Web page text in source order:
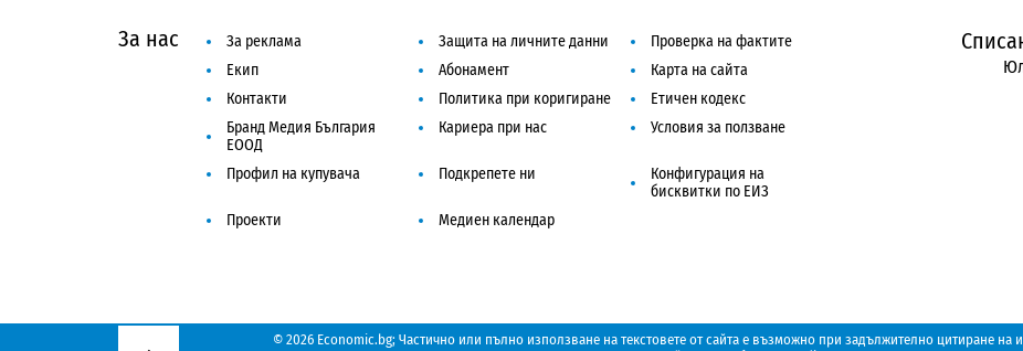
За нас За реклама Защита на личните данни
Проверка на фактите
Екип
Абонамент
Карта на сайта
Контакти
Политика при коригиране
Етичен кодекс
Бранд Медия България
ЕООД
Кариера при нас Условия за ползване
Профил на купувача Подкрепете ни
Конфигурация на
бисквитки по ЕИЗ
Проекти
Медиен календар
© 2026 Economic.bg; Частично или пълно използване на текстовете от сайта е възможно при задължително цитиране на